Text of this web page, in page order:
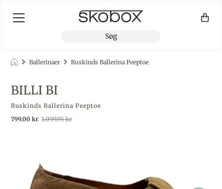
Ballerinaer Ruskinds Ballerina Peeptoe
BILLI BI
Ruskinds Ballerina Peeptoe
799,00 kr 1.099,95 kr